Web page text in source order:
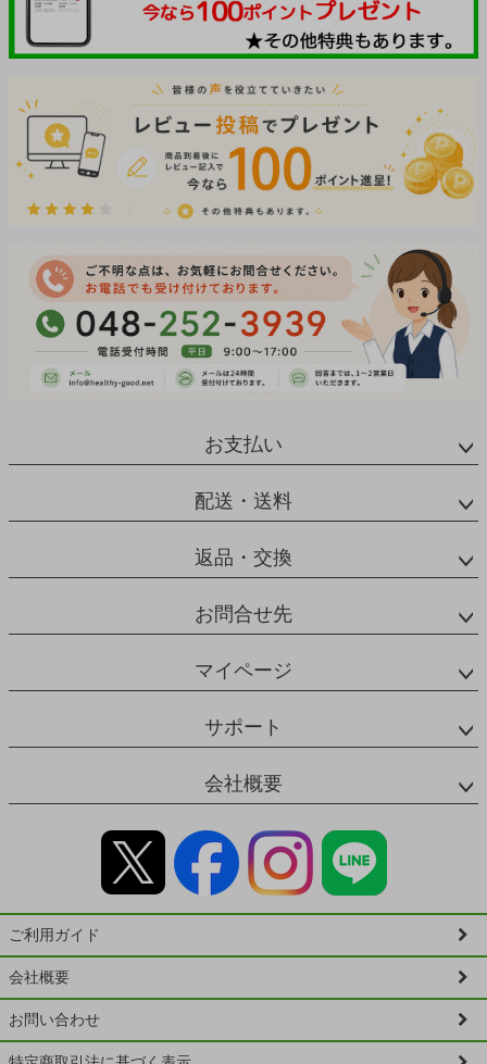
お支払い
配送・送料
返品・交換
お問合せ先
マイページ
サポート
会社概要
ご利用ガイド
会社概要
お問い合わせ